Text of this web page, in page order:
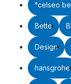
°celseo
Bette
Design
hansgrohe